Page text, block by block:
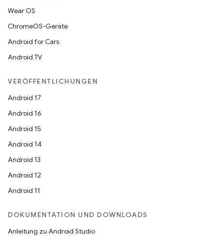
Wear OS
ChromeOS-Geräte
Android for Cars
Android TV
VERÖFFENTLICHUNGEN
Android 17
Android 16
Android 15
Android 14
Android 13
Android 12
Android 11
DOKUMENTATION UND DOWNLOADS
Anleitung zu Android Studio